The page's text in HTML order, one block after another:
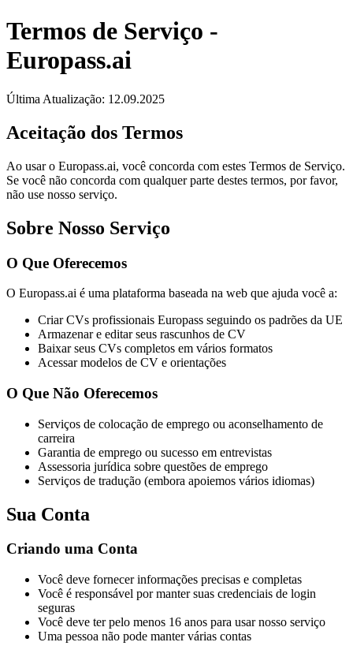
Termos de Serviço -
Europass.ai
Última Atualização: 12.09.2025
Aceitação dos Termos
Ao usar o Europass.ai, você concorda com estes Termos de Serviço.
Se você não concorda com qualquer parte destes termos, por favor,
não use nosso serviço.
Sobre Nosso Serviço
O Que Oferecemos
O Europass.ai é uma plataforma baseada na web que ajuda você a:
Criar CVs profissionais Europass seguindo os padrões da UE
Armazenar e editar seus rascunhos de CV
Baixar seus CVs completos em vários formatos
Acessar modelos de CV e orientações
O Que Não Oferecemos
Serviços de colocação de emprego ou aconselhamento de
carreira
Garantia de emprego ou sucesso em entrevistas
Assessoria jurídica sobre questões de emprego
Serviços de tradução (embora apoiemos vários idiomas)
Sua Conta
Criando uma Conta
Você deve fornecer informações precisas e completas
Você é responsável por manter suas credenciais de login
seguras
Você deve ter pelo menos 16 anos para usar nosso serviço
Uma pessoa não pode manter várias contas